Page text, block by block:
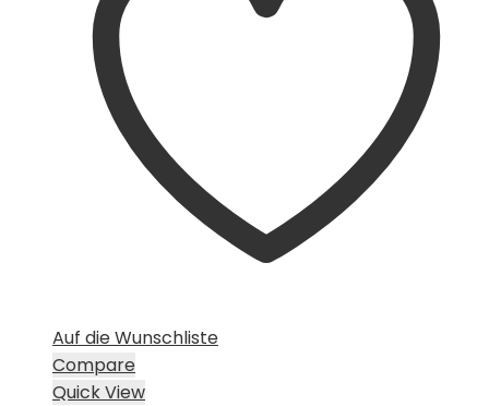
Auf die Wunschliste
Compare
Quick View